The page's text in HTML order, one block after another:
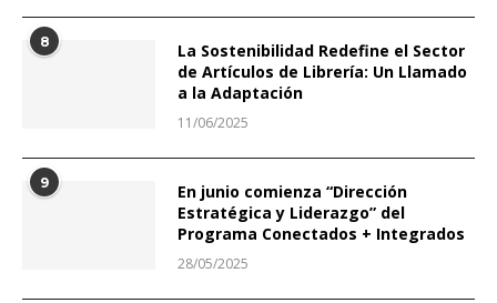
8
La Sostenibilidad Redefine el Sector
de Artículos de Librería: Un Llamado
a la Adaptación
11/06/2025
9
En junio comienza “Dirección
Estratégica y Liderazgo” del
Programa Conectados + Integrados
28/05/2025